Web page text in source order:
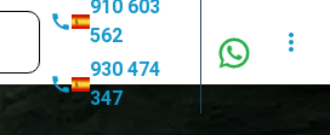
910 603
562
930 474
347